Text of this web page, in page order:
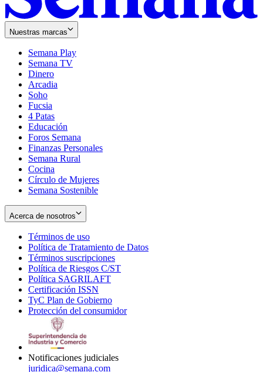
Nuestras marcas
Semana Play
Semana TV
Dinero
Arcadia
Soho
in
new
window
Fucsia
in
new
window
4 Patas
Educación
Foros Semana
Finanzas Personales
Semana Rural
Cocina
Círculo de Mujeres
Semana Sostenible
Acerca de nosotros
Términos de uso
in
new
window
Política de Tratamiento de Datos
Términos suscripciones
in
Política de Riesgos C/ST
Política SAGRILAFT
new
window
Certificación ISSN
in
new
TyC Plan de Gobierno
in
Protección del consumidorOpens
Notificaciones judiciales
juridica@semana.com